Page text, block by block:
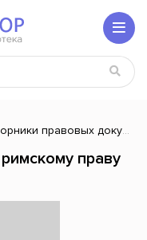
документов прошлого
праву